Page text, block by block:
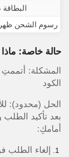
البطاقة
رسوم الشحن
حالة خاصة:
المشكلة:
الكود
الحل (محدود):
بعد تأكيد الطلب
أمامكِ: